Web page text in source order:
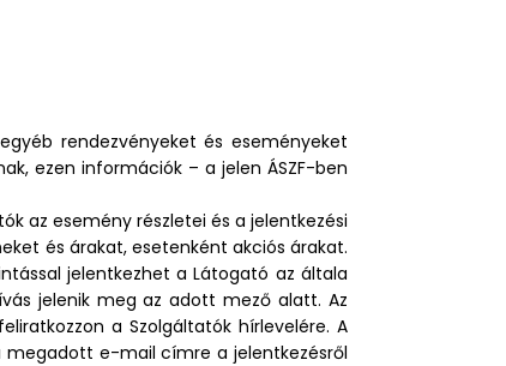
rendezvényeket és eseményeket
ezen információk – a jelen ÁSZF-ben
az esemény részletei és a jelentkezési
és árakat, esetenként akciós árakat.
jelentkezhet a Látogató az általa
jelenik meg az adott mező alatt. Az
a Szolgáltatók hírlevelére. A
megadott e-mail címre a jelentkezésről